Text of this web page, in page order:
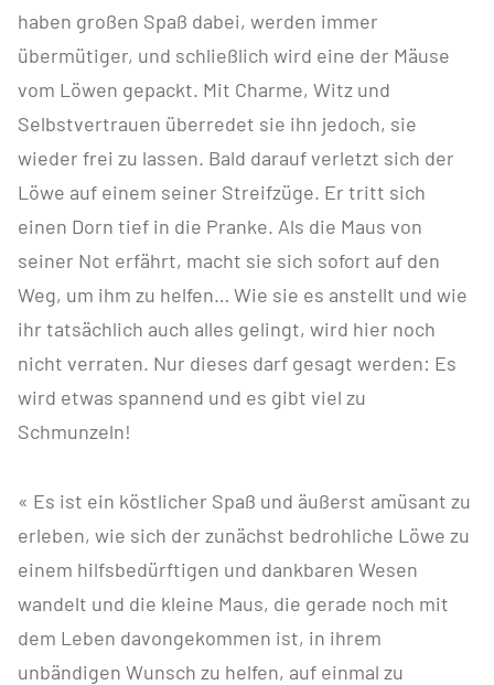
haben großen Spaß dabei, werden immer
übermütiger, und schließlich wird eine der Mäuse
vom Löwen gepackt. Mit Charme, Witz und
Selbstvertrauen überredet sie ihn jedoch, sie
wieder frei zu lassen. Bald darauf verletzt sich der
Löwe auf einem seiner Streifzüge. Er tritt sich
einen Dorn tief in die Pranke. Als die Maus von
seiner Not erfährt, macht sie sich sofort auf den
Weg, um ihm zu helfen… Wie sie es anstellt und wie
ihr tatsächlich auch alles gelingt, wird hier noch
nicht verraten. Nur dieses darf gesagt werden: Es
wird etwas spannend und es gibt viel zu
Schmunzeln!
« Es ist ein köstlicher Spaß und äußerst amüsant zu
erleben, wie sich der zunächst bedrohliche Löwe zu
einem hilfsbedürftigen und dankbaren Wesen
wandelt und die kleine Maus, die gerade noch mit
dem Leben davongekommen ist, in ihrem
unbändigen Wunsch zu helfen, auf einmal zu